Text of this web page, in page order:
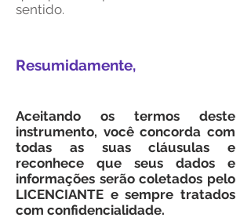
sentido.
Resumidamente,
Aceitando os termos deste
instrumento, você concorda com
todas as suas cláusulas e
reconhece que seus dados e
informações serão coletados pelo
LICENCIANTE e sempre tratados
com confidencialidade.